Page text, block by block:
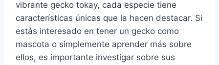
vibrante gecko tokay, cada especie tiene
características únicas que la hacen destacar. Si
estás interesado en tener un gecko como
mascota o simplemente aprender más sobre
ellos, es importante investigar sobre sus